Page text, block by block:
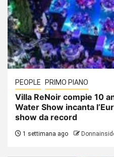
PEOPLE PRIMO PIANO
Villa ReNoir compie 10
Water Show incanta
show da record
1 settimana ago